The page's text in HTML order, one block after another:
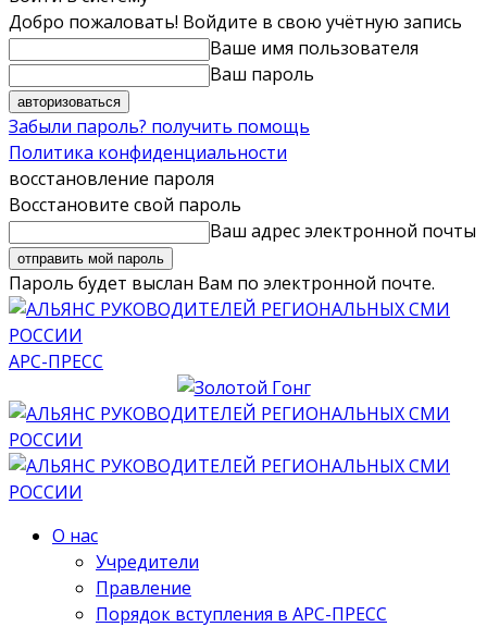
Добро пожаловать! Войдите в свою учётную запись
Ваше имя пользователя
Ваш пароль
Забыли пароль? получить помощь
Политика конфиденциальности
восстановление пароля
Восстановите свой пароль
Ваш адрес электронной почты
Пароль будет выслан Вам по электронной почте.
АРС-ПРЕСС
О нас
Учредители
Правление
Порядок вступления в АРС-ПРЕСС